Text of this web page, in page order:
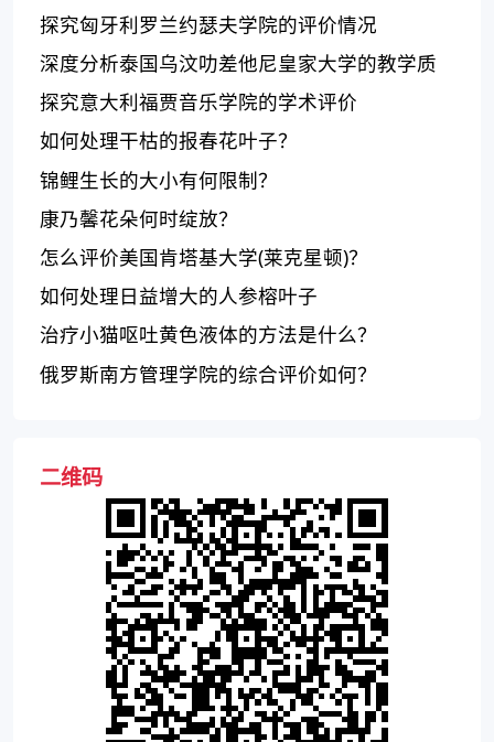
校园氛围俱佳
探究匈牙利罗兰约瑟夫学院的评价情况
深度分析泰国乌汶叻差他尼皇家大学的教学质
量、国际化和校园环境
探究意大利福贾音乐学院的学术评价
如何处理干枯的报春花叶子？
锦鲤生长的大小有何限制？
康乃馨花朵何时绽放？
怎么评价美国肯塔基大学(莱克星顿)？
如何处理日益增大的人参榕叶子
治疗小猫呕吐黄色液体的方法是什么？
俄罗斯南方管理学院的综合评价如何？
二维码